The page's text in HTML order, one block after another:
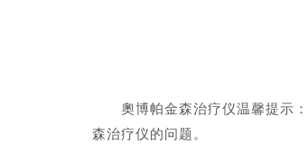
奧博帕金森治疗仪温馨提示：
森治疗仪的问题。